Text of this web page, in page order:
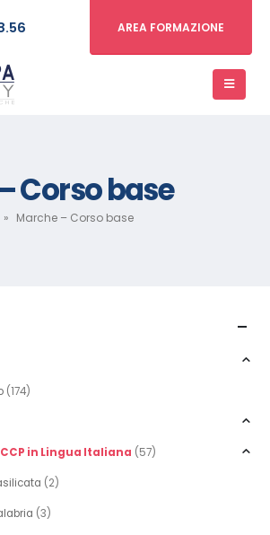
AREA FORMAZIONE
Corso base
» Marche – Corso base
(174)
in Lingua Italiana (57)
(2)
(3)